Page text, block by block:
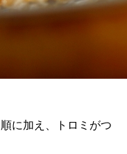
に加え、トロミがつ